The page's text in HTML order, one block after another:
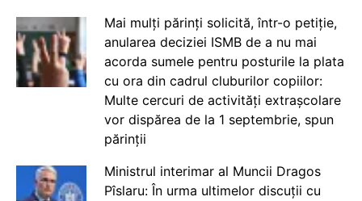
Mai mulți părinți solicită, într-o petiție,
anularea deciziei ISMB de a nu mai
acorda sumele pentru posturile la plata
cu ora din cadrul cluburilor copiilor:
Multe cercuri de activități extrașcolare
vor dispărea de la 1 septembrie, spun
părinții
Ministrul interimar al Muncii Dragos
Pîslaru: În urma ultimelor discuții cu